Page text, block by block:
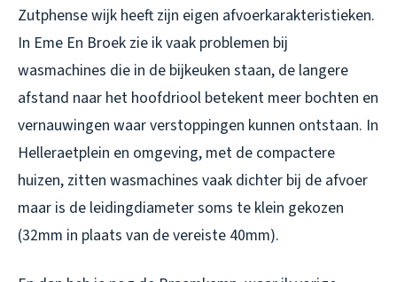
Zutphense wijk heeft zijn eigen afvoerkarakteristieken.
In Eme En Broek zie ik vaak problemen bij
wasmachines die in de bijkeuken staan, de langere
afstand naar het hoofdriool betekent meer bochten en
vernauwingen waar verstoppingen kunnen ontstaan. In
Helleraetplein en omgeving, met de compactere
huizen, zitten wasmachines vaak dichter bij de afvoer
maar is de leidingdiameter soms te klein gekozen
(32mm in plaats van de vereiste 40mm).